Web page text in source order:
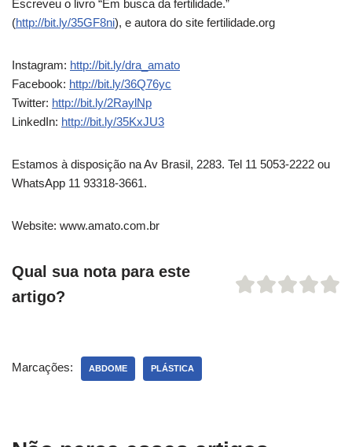
Escreveu o livro “Em busca da fertilidade.”
(http://bit.ly/35GF8ni), e autora do site fertilidade.org
Instagram: http://bit.ly/dra_amato
Facebook: http://bit.ly/36Q76yc
Twitter: http://bit.ly/2RaylNp
LinkedIn: http://bit.ly/35KxJU3
Estamos à disposição na Av Brasil, 2283. Tel 11 5053-2222 ou
WhatsApp 11 93318-3661.
Website: www.amato.com.br
Qual sua nota para este
artigo?
Marcações: ABDOME PLÁSTICA